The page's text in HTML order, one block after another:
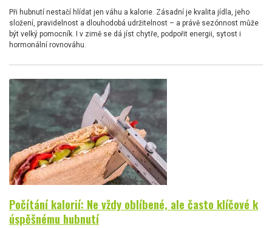
Při hubnutí nestačí hlídat jen váhu a kalorie. Zásadní je kvalita jídla, jeho
složení, pravidelnost a dlouhodobá udržitelnost – a právě sezónnost může
být velký pomocník. I v zimě se dá jíst chytře, podpořit energii, sytost i
hormonální rovnováhu.
Počítání kalorií: Ne vždy oblíbené, ale často klíčové k
úspěšnému hubnutí